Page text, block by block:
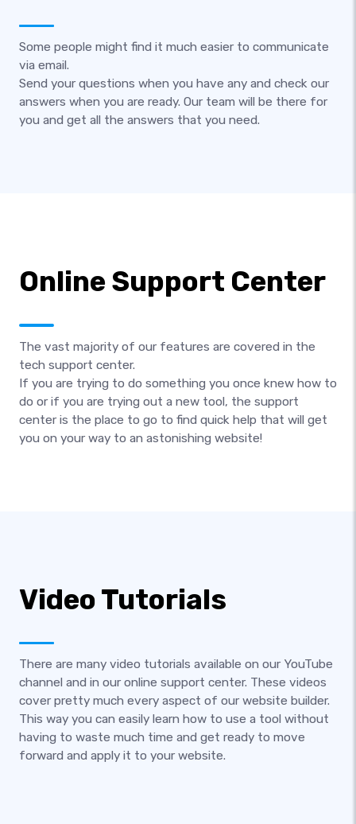
Some people might find it much easier to communicate
via email.
Send your questions when you have any and check our
answers when you are ready. Our team will be there for
you and get all the answers that you need.
Online Support Center
The vast majority of our features are covered in the
tech support center.
If you are trying to do something you once knew how to
do or if you are trying out a new tool, the support
center is the place to go to find quick help that will get
you on your way to an astonishing website!
Video Tutorials
There are many video tutorials available on our YouTube
channel and in our online support center. These videos
cover pretty much every aspect of our website builder.
This way you can easily learn how to use a tool without
having to waste much time and get ready to move
forward and apply it to your website.